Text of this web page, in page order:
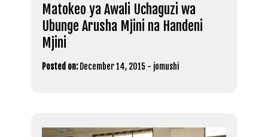
Matokeo ya Awali Uchaguzi wa
Ubunge Arusha Mjini na Handeni
Mjini
Posted on: December 14, 2015 - jomushi